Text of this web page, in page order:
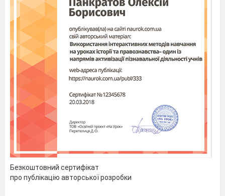
Безкоштовний сертифікат
про публікацію авторської розробки